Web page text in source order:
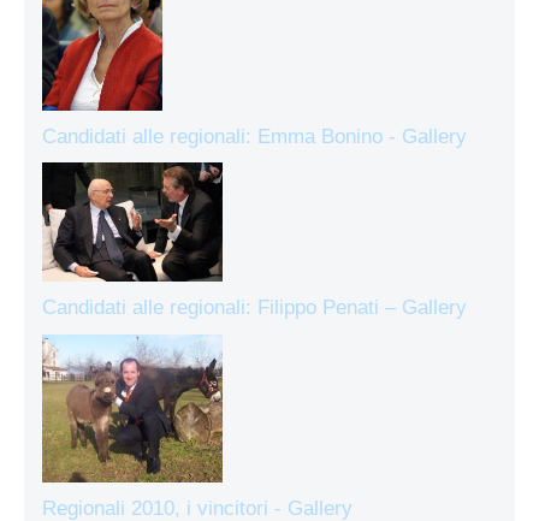
Candidati alle regionali: Emma Bonino - Gallery
Candidati alle regionali: Filippo Penati – Gallery
Regionali 2010, i vincitori - Gallery